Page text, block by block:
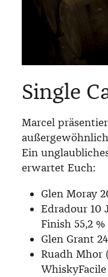
Single
Marcel
Ein
erwartet Euch:
Glen Moray
Edradour 10
Finish 55,2 %
Glen Grant
Ruadh Mhor
WhiskyFacile